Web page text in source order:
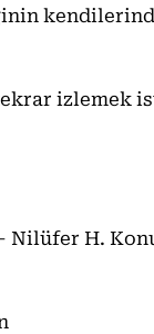
izlemek
Nilüfer H.